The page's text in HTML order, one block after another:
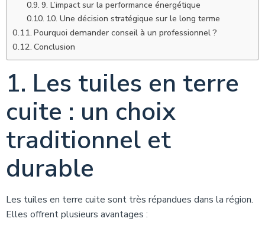
9. L’impact sur la performance énergétique
10. Une décision stratégique sur le long terme
Pourquoi demander conseil à un professionnel ?
Conclusion
1. Les tuiles en terre
cuite : un choix
traditionnel et
durable
Les tuiles en terre cuite sont très répandues dans la région.
Elles offrent plusieurs avantages :